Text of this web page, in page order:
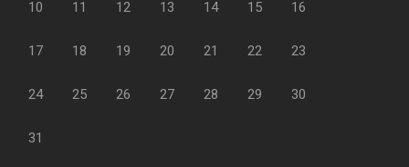
10 11 12 13 14 15 16
17 18 19 20 21 22 23
24 25 26 27 28 29 30
31